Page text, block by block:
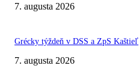
7. augusta 2026
Grécky týždeň v DSS a ZpS Kaštieľ
7. augusta 2026